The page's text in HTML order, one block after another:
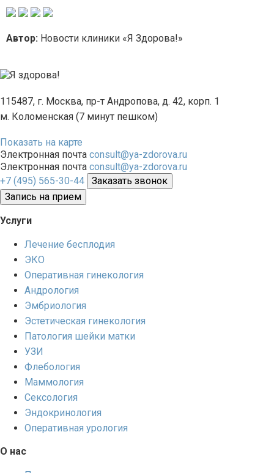
Автор: Новости клиники «Я Здорова!»
115487, г. Москва, пр-т Андропова, д. 42, корп. 1
м. Коломенская (7 минут пешком)
Показать на карте
Электронная почта consult@ya-zdorova.ru
Электронная почта consult@ya-zdorova.ru
+7 (495) 565-30-44
Заказать звонок
Запись на прием
Услуги
Лечение бесплодия
ЭКО
Оперативная гинекология
Андрология
Эмбриология
Эстетическая гинекология
Патология шейки матки
УЗИ
Флебология
Маммология
Сексология
Эндокринология
Оперативная урология
О нас